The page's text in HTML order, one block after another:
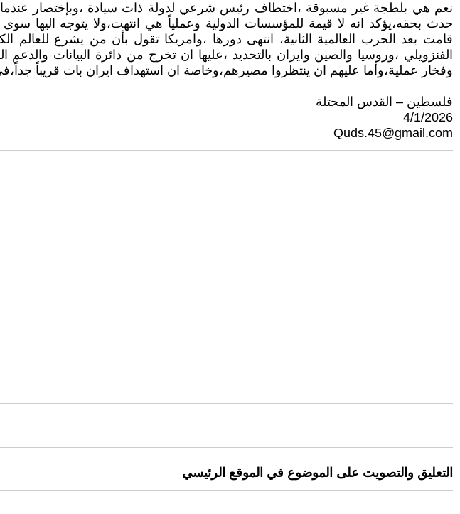
نعم هي بلطجة غير مسبوقة ،اختطاف رئيس شرعي لدولة ذات سيادة ،وبإختصار
حدث بحقه،يؤكد انه لا قيمة للمؤسسات الدولية وعملياً هي انتهت،ولا يتوجه
قامت بعد الحرب العالمية الثانية، انتهى دورها ،وامريكا تقول بأن من يشرع
الفنزويلي ،وروسيا والصين وايران بالتحديد ،عليها ان تخرج من دائرة البيانات
وفخار عملية،وأما عليهم ان ينتظروا مصيرهم،وخاصة ان استهداف ايران بات قريباً
فلسطين – القدس المحتلة
4/1/2026
Quds.45@gmail.com
التعليق والتصويت على الموضوع في الموقع الرئيسي